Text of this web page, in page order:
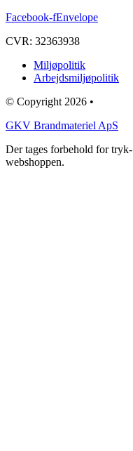
Facebook-fEnvelope
CVR: 32363938
Miljøpolitik
Arbejdsmiljøpolitik
© Copyright 2026 •
GKV Brandmateriel ApS
Der tages forbehold for
webshoppen.